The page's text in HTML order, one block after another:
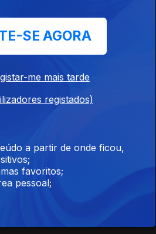
– Cultura e
- Agenda 2030
a Agenda 2030
internacional
SE AGORA
me mais tarde
registados)
a partir de onde ficou,
favoritos;
pessoal;